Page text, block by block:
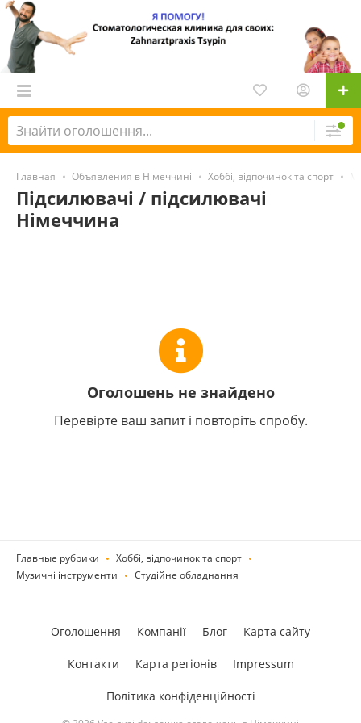
Главная Объявления в Німеччині Хоббі, відпочинок та спорт
Підсилювачі / підсилювачі
Німеччина
Оголошень не знайдено
Перевірте ваш запит і повторіть спробу.
Главные рубрики
Хоббі, відпочинок та спорт
Музичні інструменти
Студійне обладнання
Оголошення Компанії Блог Карта сайту
Контакти Карта регіонів Impressum
Політика конфіденційності